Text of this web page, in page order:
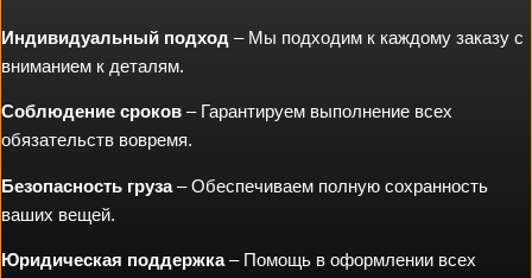
Индивидуальный подход – Мы подходим к каждому заказу с
вниманием к деталям.
Соблюдение сроков – Гарантируем выполнение всех
обязательств вовремя.
Безопасность груза– Обеспечиваем полную сохранность
ваших вещей.
Юридическая поддержка– Помощь в оформлении всех